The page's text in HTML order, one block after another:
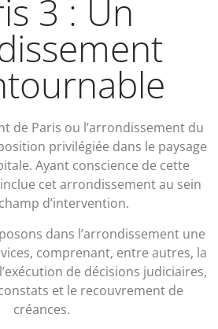
3 : Un
de Paris ou l’arrondissement du
privilégiée dans le paysage
Ayant conscience de cette
cet arrondissement au sein
d’intervention.
dans l’arrondissement une
comprenant, entre autres, la
de décisions judiciaires,
et le recouvrement de
créances.